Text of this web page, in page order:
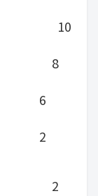
10
8
6
2
2